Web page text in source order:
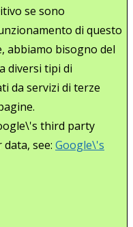
se sono
di questo
abbiamo bisogno del
diversi tipi di
da servizi di terze
third party
see: Google\'s